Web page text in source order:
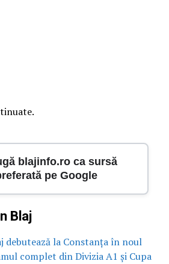
blajinfo.ro ca sursă
pe Google
Blaj
debutează la Constanța în noul
complet din Divizia A1 și Cupa